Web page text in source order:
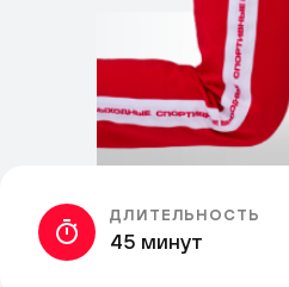
ДЛИТЕЛЬНОСТЬ
45 минут